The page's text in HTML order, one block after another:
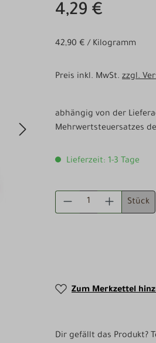
4,29 €
42,90 € / Kilogramm
Preis inkl. MwSt. zzgl.
abhängig von der
Mehrwertsteuersatzes
Lieferzeit: 1-3 Tage
PRODUKT Stück
Zum Merkzettel
Dir gefällt das Produkt?